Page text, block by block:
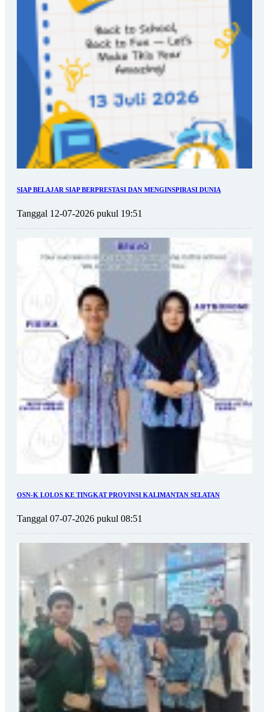
SIAP BELAJAR SIAP BERPRESTASI DAN MENGINSPIRASI DUNIA
Tanggal 12-07-2026 pukul 19:51
OSN-K LOLOS KE TINGKAT PROVINSI KALIMANTAN SELATAN
Tanggal 07-07-2026 pukul 08:51